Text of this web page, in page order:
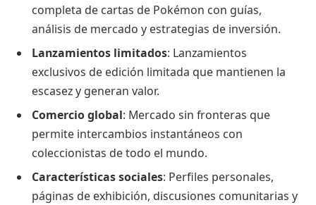
completa de cartas de Pokémon con guías,
análisis de mercado y estrategias de inversión.
Lanzamientos limitados: Lanzamientos
exclusivos de edición limitada que mantienen la
escasez y generan valor.
Comercio global: Mercado sin fronteras que
permite intercambios instantáneos con
coleccionistas de todo el mundo.
Características sociales: Perfiles personales,
páginas de exhibición, discusiones comunitarias y